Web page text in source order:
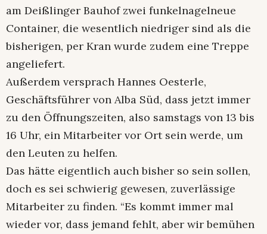
am Deißlinger Bauhof zwei funkelnagelneue
Container, die wesentlich niedriger sind als die
bisherigen, per Kran wurde zudem eine Treppe
angeliefert.
Außerdem versprach Hannes Oesterle,
Geschäftsführer von Alba Süd, dass jetzt immer
zu den Öffnungszeiten, also samstags von 13 bis
16 Uhr, ein Mitarbeiter vor Ort sein werde, um
den Leuten zu helfen.
Das hätte eigentlich auch bisher so sein sollen,
doch es sei schwierig gewesen, zuverlässige
Mitarbeiter zu finden. “Es kommt immer mal
wieder vor, dass jemand fehlt, aber wir bemühen